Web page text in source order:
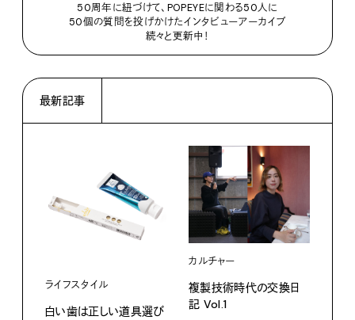
50周年に紐づけて、POPEYEに関わる50人に
50個の質問を投げかけたインタビューアーカイブ
続々と更新中！
最新記事
ライフスタイル
白い歯は正しい道具選び
カルチャー
複製技術時代の交換日
記 Vol.1